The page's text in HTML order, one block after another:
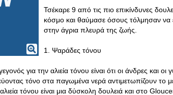
Τσέκαρε 9 από τις πιο επικίνδυνες
κόσμο και θαύμασε όσους τόλμησαν να
στην άγρια πλευρά της ζωής.
1. Ψαράδες τόνου
για την αλιεία τόνου είναι ότι οι άνδρες και οι
τόνο στα παγωμένα νερά αντιμετωπίζουν το
τόνου είναι μια δύσκολη δουλειά και στο